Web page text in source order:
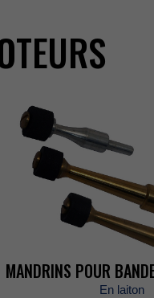
Enlaiton